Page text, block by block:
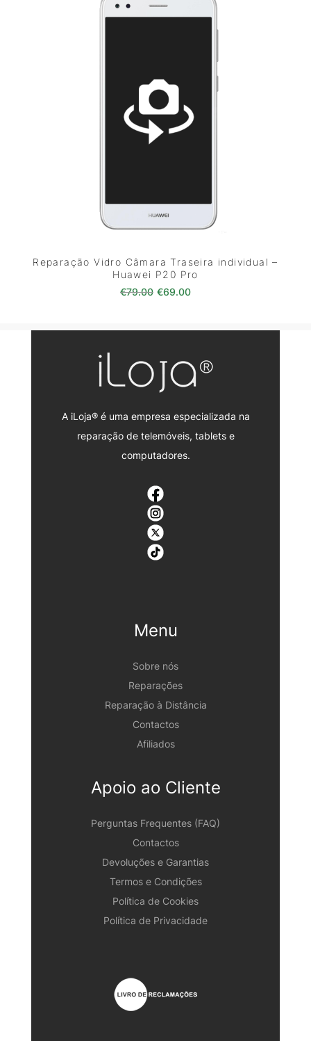
Reparação Vidro Câmara Traseira individual –
Huawei P20 Pro
€79.00 O preço original era: €79.00.
€69.00O preço atual é:
A iLoja® é uma empresa especializada na
reparação de telemóveis, tablets e
computadores.
Menu
Sobre nós
Reparações
Reparação à Distância
Contactos
Afiliados
Apoio ao Cliente
Perguntas Frequentes (FAQ)
Contactos
Devoluções e Garantias
Termos e Condições
Política de Cookies
Política de Privacidade